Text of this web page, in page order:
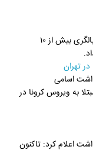
معاون وزیر بهداشت، درمان و آموزش پزشکی از غربالگری بیش از ۱۰
تهران
اسامی
به ویروس کرونا در
اعلام کرد: تاکنون